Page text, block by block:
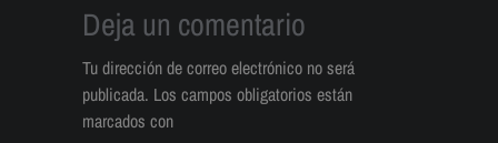
Deja un comentario
Tu dirección de correo electrónico no será
publicada. Los campos obligatorios están
marcados con